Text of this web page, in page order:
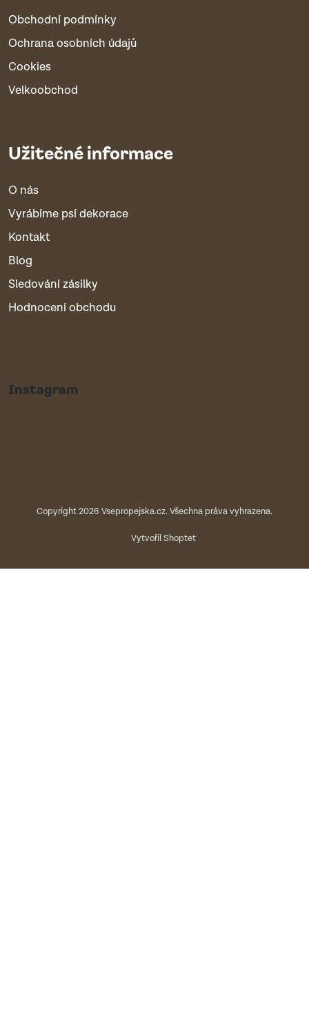
Obchodní podmínky
Ochrana osobních údajů
Cookies
Velkoobchod
Užitečné informace
O nás
Vyrábíme psí dekorace
Kontakt
Blog
Sledování zásilky
Hodnocení obchodu
Instagram
Vytvořil Shoptet
Copyright 2026 Vsepropejska.cz. Všechna práva vyhrazena.